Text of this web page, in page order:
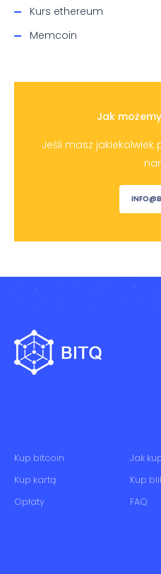
Kurs ethereum
Memcoin
Jak
Jeśli masz
Kup bitcoin Jak
Kup kartą
Kup
Opłaty
FAQ